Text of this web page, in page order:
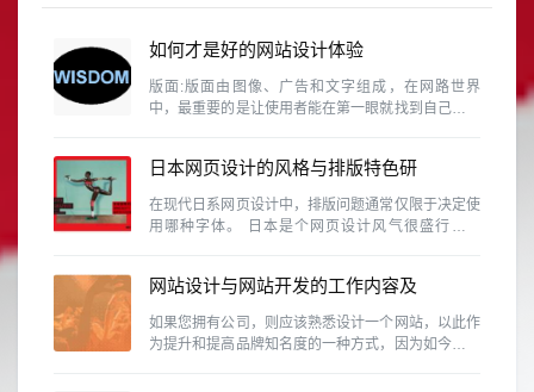
如何才是好的网站设计体验
版面:版面由图像、广告和文字组成，在网路世界
中，最重要的是让使用者能在第一眼就找到自己需要
日本网页设计的风格与排版特色研
究
在现代日系网页设计中，排版问题通常仅限于决定使
用哪种字体。 日本是个网页设计风气很盛行的国
因此日本的网页设计的具有参考价值
网站设计与网站开发的工作内容及
区别有那些？
如果您拥有公司，则应该熟悉设计一个网站，以此作
为提升和提高品牌知名度的一种方式，因为如今，商